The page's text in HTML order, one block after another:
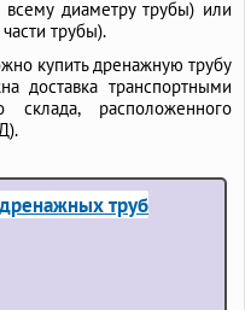
диаметру трубы) или
трубы).
купить дренажную трубу
доставка транспортными
расположенного
труб